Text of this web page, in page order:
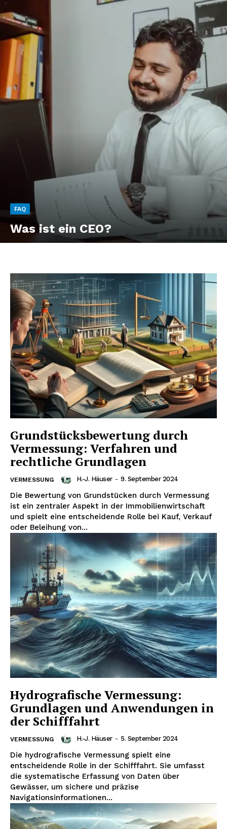
FAQ
Was ist ein CEO?
Grundstücksbewertung durch
Vermessung: Verfahren und
rechtliche Grundlagen
VERMESSUNG H.-J. Häuser - 9. September 2024
Die Bewertung von Grundstücken durch Vermessung
ist ein zentraler Aspekt in der Immobilienwirtschaft
und spielt eine entscheidende Rolle bei Kauf, Verkauf
oder Beleihung von...
Hydrografische Vermessung:
Grundlagen und Anwendungen in
der Schifffahrt
VERMESSUNG H.-J. Häuser - 5. September 2024
Die hydrografische Vermessung spielt eine
entscheidende Rolle in der Schifffahrt. Sie umfasst
die systematische Erfassung von Daten über
Gewässer, um sichere und präzise
Navigationsinformationen...